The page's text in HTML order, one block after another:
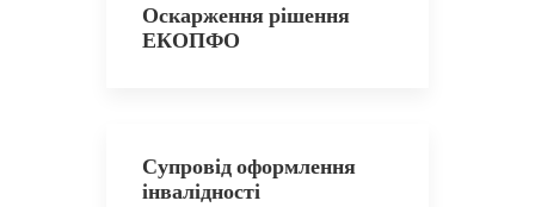
Оскарження рішення
ЕКОПФО
Супровід оформлення
інвалідності